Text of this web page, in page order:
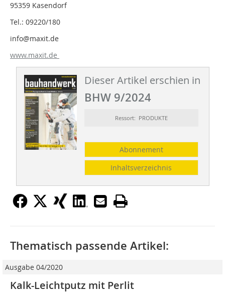
95359 Kasendorf
Tel.: 09220/180
info@maxit.de
www.maxit.de
Dieser Artikel erschien in
BHW 9/2024
Ressort: PRODUKTE
Abonnement
Inhaltsverzeichnis
Thematisch passende Artikel:
Ausgabe 04/2020
Kalk-Leichtputz mit Perlit